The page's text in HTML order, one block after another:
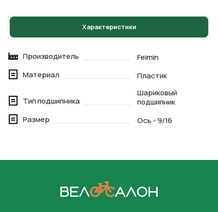
Характеристики
Производитель
Feimin
Материал
Пластик
Тип подшипника
Шариковый
подшипник
Размер
Ось - 9/16